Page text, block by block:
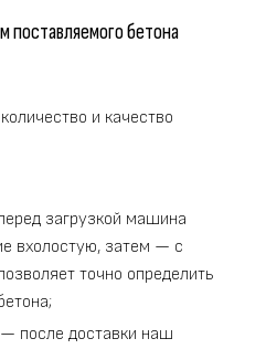
поставляемого бетона
и качество
загрузкой машина
вхолостую, затем — с
точно определить
после доставки наш